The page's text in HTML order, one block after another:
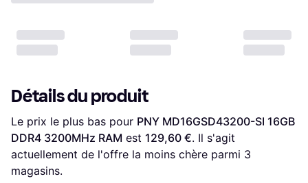
Détails du produit
Le prix le plus bas pour PNY MD16GSD43200-SI 16GB
DDR4 3200MHz RAM est 129,60 €. Il s'agit
actuellement de l'offre la moins chère parmi 3
magasins.